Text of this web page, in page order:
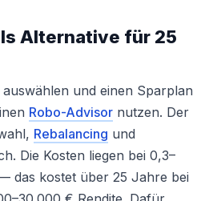
Alternative für 25
und einen Sparplan
Robo-Advisor nutzen. Der
Rebalancing und
Die Kosten liegen bei 0,3–
das kostet über 25 Jahre bei